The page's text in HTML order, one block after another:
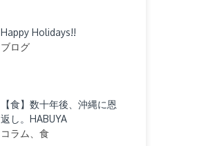
Happy Holidays!!
ブログ
【食】数十年後、沖縄に恩
返し。HABUYA
コラム、食